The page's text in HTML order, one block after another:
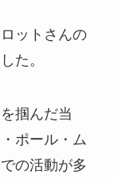
ットさんの
た。
掴んだ当
ポール・ム
の活動が多